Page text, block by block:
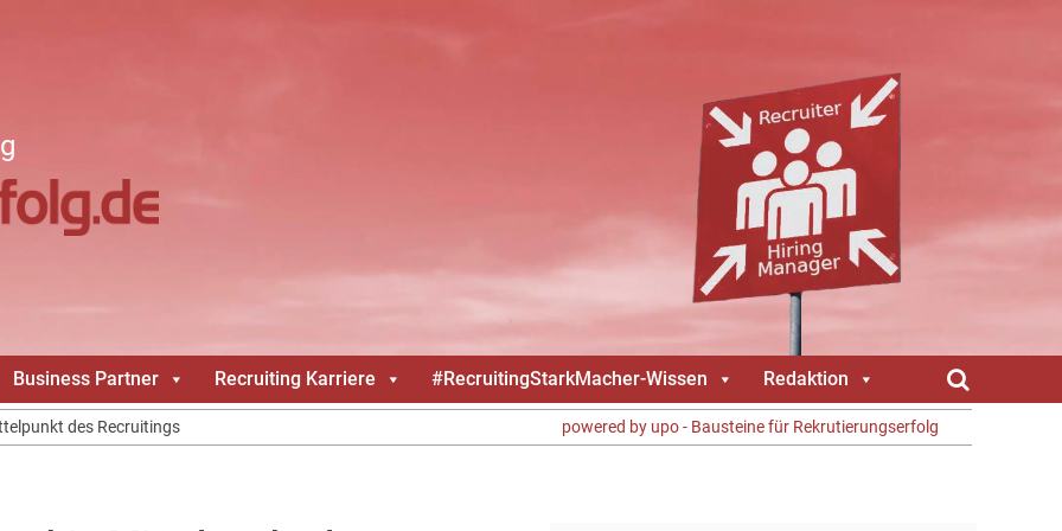
powered by upo - Bausteine für Rekrutierungserfolg
Business Partner Recruiting Karriere #RecruitingStarkMacher-Wissen Redaktion
des Recruitings